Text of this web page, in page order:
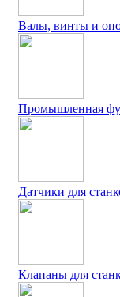
Валы, винты и
Промышленная
Датчики для
Клапаны для